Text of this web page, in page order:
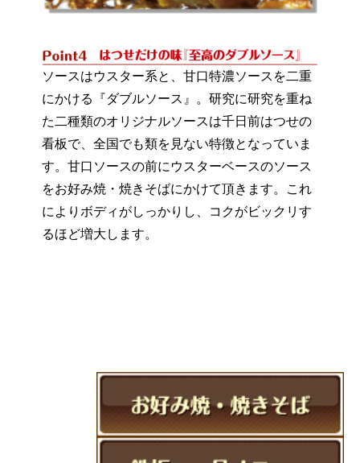
ソースはウスター系と、甘口特濃ソースを二重
にかける『ダブルソース』。研究に研究を重ね
た二種類のオリジナルソースは千日前はつせの
看板で、全国でも類を見ない特徴となっていま
す。甘口ソースの前にウスターベースのソース
をお好み焼・焼きそばにかけて頂きます。これ
によりボディがしっかりし、コクがビックリす
るほど増大します。